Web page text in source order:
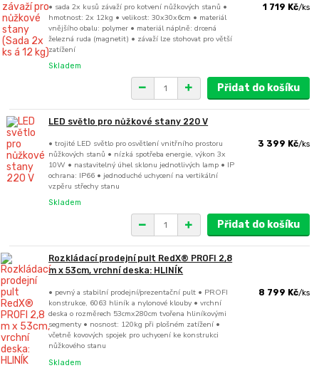
• sada 2x kusů závaží pro kotvení nůžkových stanů •
hmotnost: 2x 12kg • velikost: 30x30x6cm • materiál
vnějšího obalu: polymer • materiál náplně: drcená
železná ruda (magnetit) • závaží lze stohovat pro větší
zatížení
1 719 Kč/ks
Skladem
Přidat do košíku
LED světlo pro nůžkové stany 220 V
• trojité LED světlo pro osvětlení vnitřního prostoru
nůžkových stanů • nízká spotřeba energie, výkon 3x
10W • nastavitelný úhel sklonu jednotlivých lamp • IP
ochrana: IP66 • jednoduché uchycení na vertikální
vzpěru střechy stanu
3 399 Kč/ks
Skladem
Přidat do košíku
Rozkládací prodejní pult RedX® PROFI 2,8
m x 53cm, vrchní deska: HLINÍK
• pevný a stabilní prodejní/prezentační pult • PROFI
konstrukce, 6063 hliník a nylonové klouby • vrchní
deska o rozměrech 53cmx280cm tvořena hliníkovými
segmenty • nosnost: 120kg při plošném zatížení •
včetně kovových spojek pro uchycení ke konstrukci
nůžkového stanu
8 799 Kč/ks
Skladem